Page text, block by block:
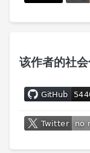
该作者的社